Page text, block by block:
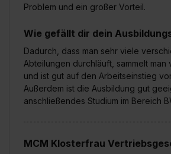
Problem und ein großer Vorteil.
Wie gefällt dir dein
Dadurch, dass man sehr viele
Abteilungen durchläuft, sammelt man
und ist gut auf den Arbeitseinstieg
Außerdem ist die Ausbildung gut
anschließendes Studium im Bereich
MCM Klosterfrau